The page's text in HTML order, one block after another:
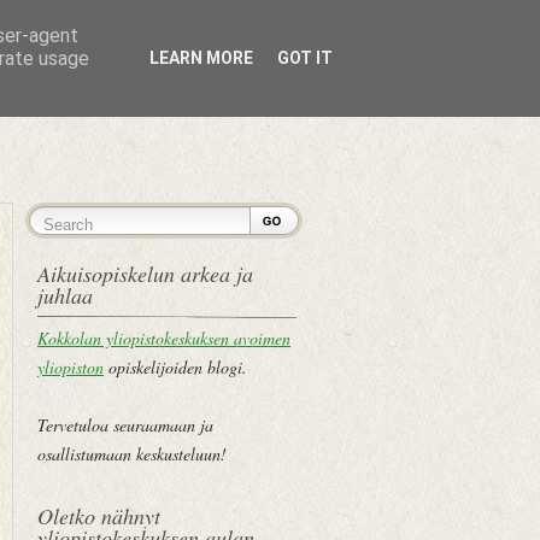
Aikuisopiskelun arkea ja
juhlaa
Kokkolan yliopistokeskuksen avoimen
yliopiston opiskelijoiden blogi.
Tervetuloa seuraamaan ja
osallistumaan keskusteluun!
Oletko nähnyt
agent
usage
LEARN MORE GOT IT